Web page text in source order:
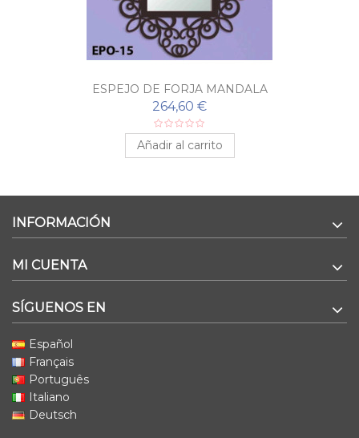
ESPEJO DE FORJA MANDALA
264,60 €
Añadir al carrito
INFORMACIÓN
MI CUENTA
SÍGUENOS EN
Español
Français
Português
Italiano
Deutsch